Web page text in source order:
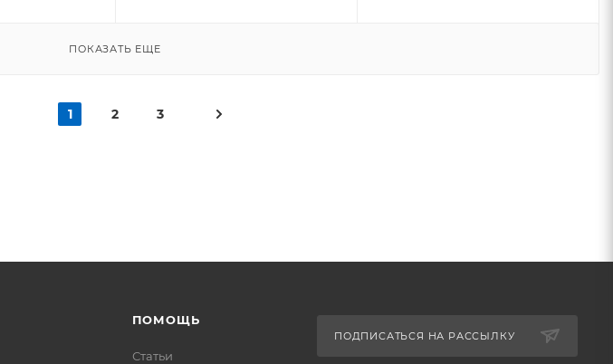
ПОКАЗАТЬ ЕЩЕ
1 2 3
ПОМОЩЬ
Статьи
ПОДПИСАТЬСЯ НА РАССЫЛКУ